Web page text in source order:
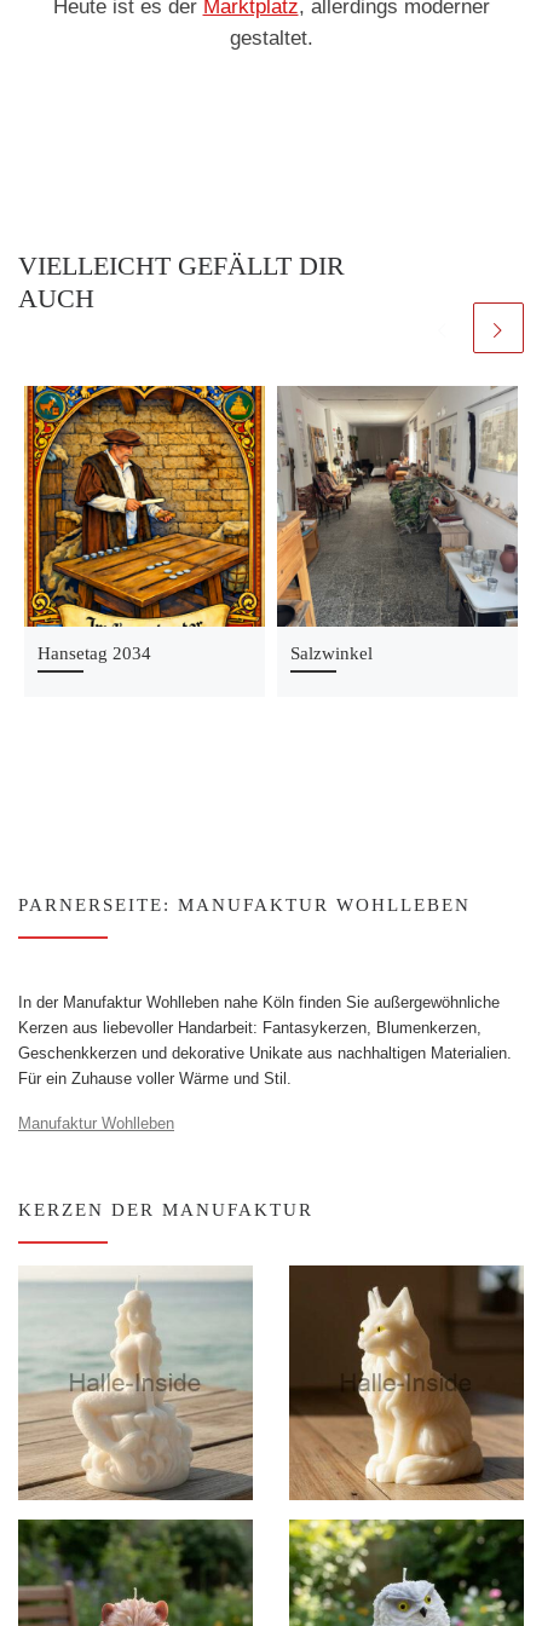
Heute ist es der Marktplatz, allerdings moderner
gestaltet.
VIELLEICHT GEFÄLLT DIR
AUCH
Hansetag 2034 Salzwinkel
PARNERSEITE: MANUFAKTUR WOHLLEBEN
In der Manufaktur Wohlleben nahe Köln finden Sie außergewöhnliche
Kerzen aus liebevoller Handarbeit: Fantasykerzen, Blumenkerzen,
Geschenkkerzen und dekorative Unikate aus nachhaltigen Materialien.
Für ein Zuhause voller Wärme und Stil.
Manufaktur Wohlleben
KERZEN DER MANUFAKTUR